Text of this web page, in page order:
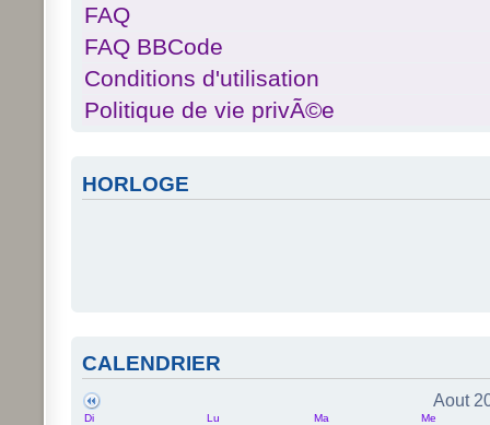
FAQ
FAQ BBCode
Conditions d'utilisation
Politique de vie privÃ©e
HORLOGE
CALENDRIER
Aout
Di Lu Ma Me